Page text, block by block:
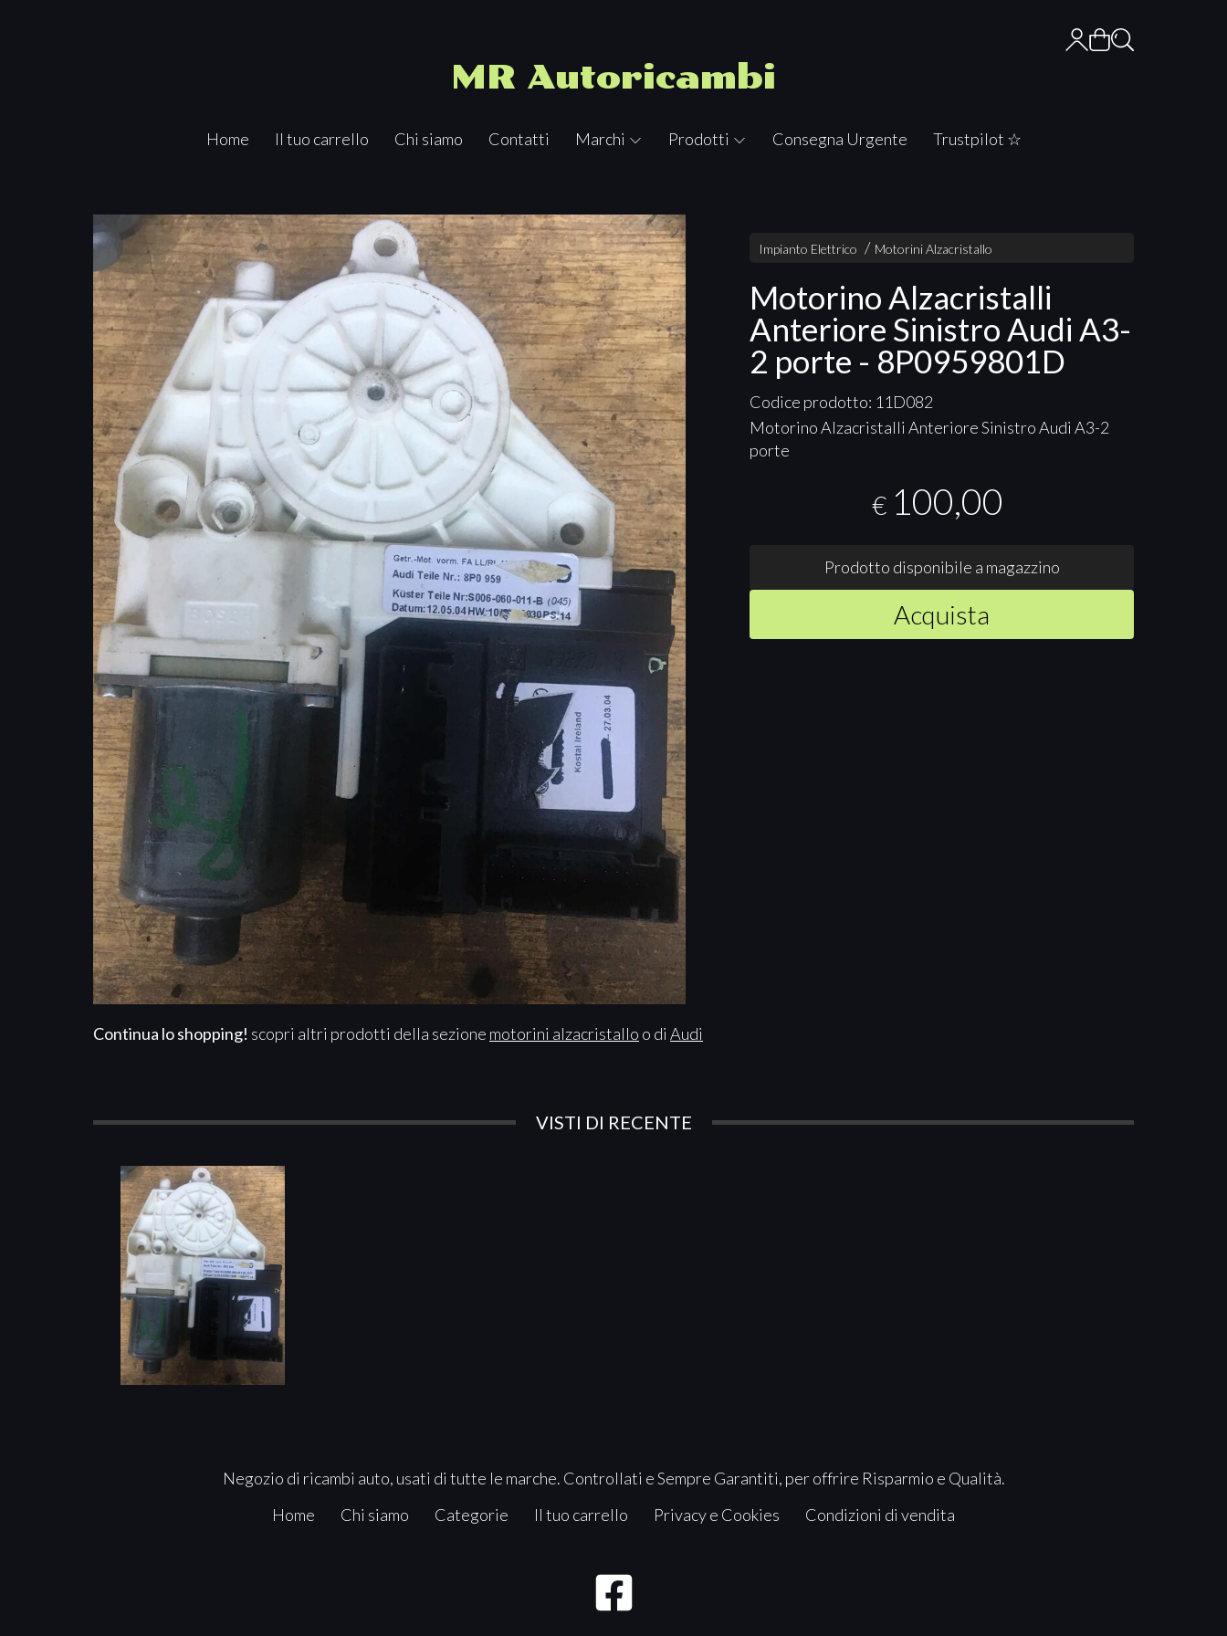
MR Autoricambi
Home Il tuo carrello Chi siamo Contatti Marchi Prodotti Consegna Urgente Trustpilot ☆
Impianto Elettrico Motorini Alzacristallo
Motorino Alzacristalli
Anteriore Sinistro Audi A3-
2 porte - 8P0959801D
Codice prodotto: 11D082
Motorino Alzacristalli Anteriore Sinistro Audi A3-2
porte
€ 100,00
Prodotto disponibile a magazzino
Acquista
Continua lo shopping! scopri altri prodotti della sezione motorini alzacristallo o di Audi
VISTI DI RECENTE
Negozio di ricambi auto, usati di tutte le marche. Controllati e Sempre Garantiti, per offrire Risparmio e Qualità.
Home
Chi siamo Categorie Il tuo carrello Privacy e Cookies Condizioni di vendita